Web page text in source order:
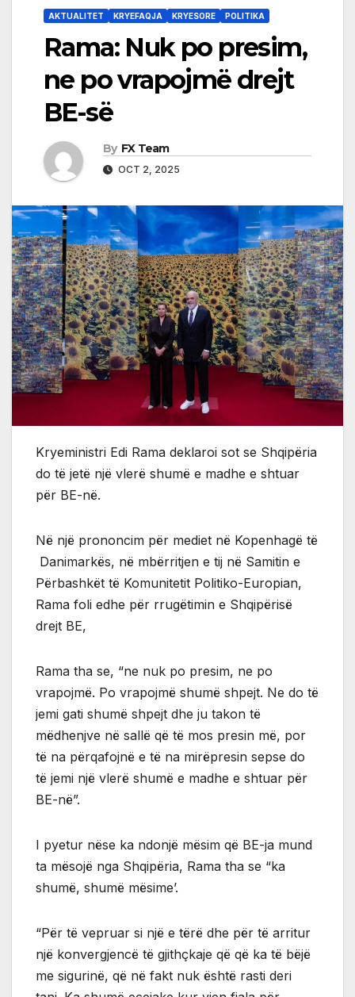
AKTUALITET KRYEFAQJA KRYESORE POLITIKA
Rama: Nuk po presim,
ne po vrapojmë drejt
BE-së
By FX Team
OCT 2, 2025
Kryeministri Edi Rama deklaroi sot se Shqipëria
do të jetë një vlerë shumë e madhe e shtuar
për BE-në.
Në një prononcim për mediet në Kopenhagë të
Danimarkës, në mbërritjen e tij në Samitin e
Përbashkët të Komunitetit Politiko-Europian,
Rama foli edhe për rrugëtimin e Shqipërisë
drejt BE,
Rama tha se, “ne nuk po presim, ne po
vrapojmë. Po vrapojmë shumë shpejt. Ne do të
jemi gati shumë shpejt dhe ju takon të
mëdhenjve në sallë që të mos presin më, por
të na përqafojnë e të na mirëpresin sepse do
të jemi një vlerë shumë e madhe e shtuar për
BE-në”.
I pyetur nëse ka ndonjë mësim që BE-ja mund
ta mësojë nga Shqipëria, Rama tha se “ka
shumë, shumë mësime’.
“Për të vepruar si një e tërë dhe për të arritur
një konvergjencë të gjithçkaje që që ka të bëjë
me sigurinë, që në fakt nuk është rasti deri